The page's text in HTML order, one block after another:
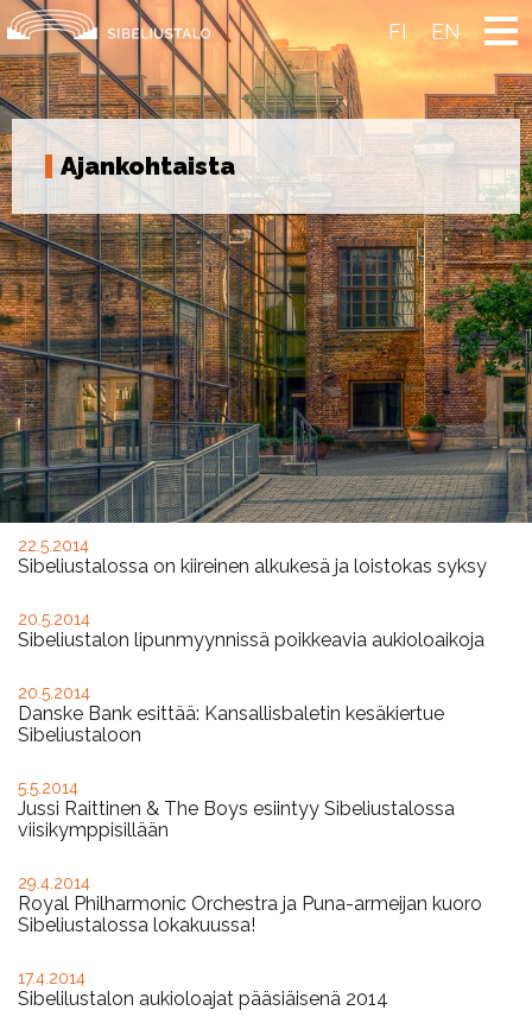
Skip
to
content
FI EN
Ajankohtaista
Ajankohtaista
22.5.2014
Sibeliustalossa on kiireinen alkukesä ja loistokas syksy
20.5.2014
Sibeliustalon lipunmyynnissä poikkeavia aukioloaikoja
20.5.2014
Danske Bank esittää: Kansallisbaletin kesäkiertue
Sibeliustaloon
5.5.2014
Jussi Raittinen & The Boys esiintyy Sibeliustalossa
viisikymppisillään
29.4.2014
Royal Philharmonic Orchestra ja Puna-armeijan kuoro
Sibeliustalossa lokakuussa!
17.4.2014
Sibelilustalon aukioloajat pääsiäisenä 2014